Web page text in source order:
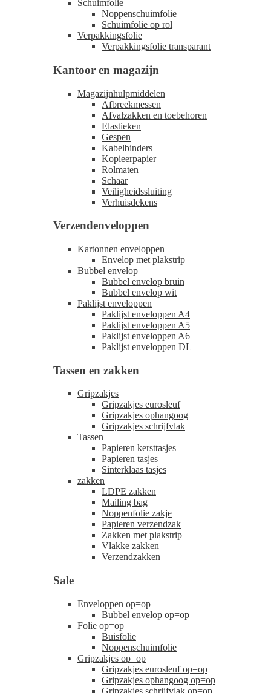
Schuimfolie
Noppenschuimfolie
Schuimfolie op rol
Verpakkingsfolie
Verpakkingsfolie transparant
Kantoor en magazijn
Magazijnhulpmiddelen
Afbreekmessen
Afvalzakken en toebehoren
Elastieken
Gespen
Kabelbinders
Kopieerpapier
Rolmaten
Schaar
Veiligheidssluiting
Verhuisdekens
Verzendenveloppen
Kartonnen enveloppen
Envelop met plakstrip
Bubbel envelop
Bubbel envelop bruin
Bubbel envelop wit
Paklijst enveloppen
Paklijst enveloppen A4
Paklijst enveloppen A5
Paklijst enveloppen A6
Paklijst enveloppen DL
Tassen en zakken
Gripzakjes
Gripzakjes eurosleuf
Gripzakjes ophangoog
Gripzakjes schrijfvlak
Tassen
Papieren kersttasjes
Papieren tasjes
Sinterklaas tasjes
zakken
LDPE zakken
Mailing bag
Noppenfolie zakje
Papieren verzendzak
Zakken met plakstrip
Vlakke zakken
Verzendzakken
Sale
Enveloppen op=op
Bubbel envelop op=op
Folie op=op
Buisfolie
Noppenschuimfolie
Gripzakjes op=op
Gripzakjes eurosleuf op=op
Gripzakjes ophangoog op=op
Gripzakjes schrijfvlak op=op